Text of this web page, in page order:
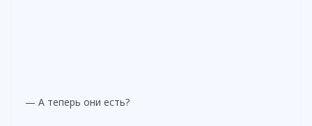
— А теперь они есть?